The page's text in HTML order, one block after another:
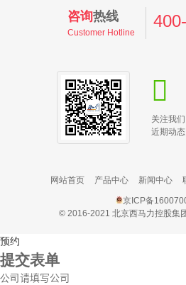
咨询热线
Customer Hotline
关注我们
近期动态
网站首页 产品中心 新闻中心
京ICP备
© 2016-2021 北京西马力控股集
预约
提交表单
公司